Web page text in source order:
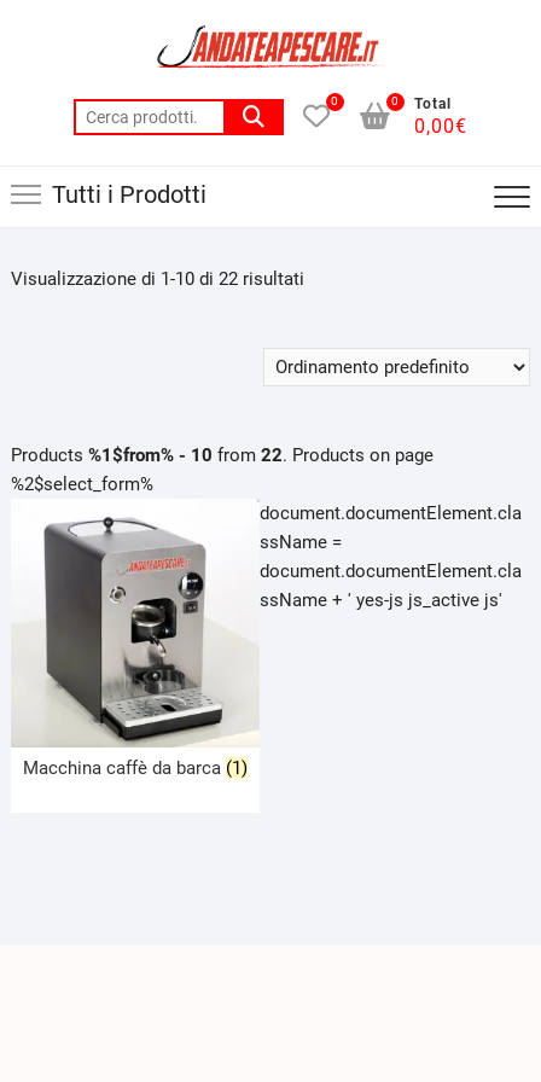
Cerca:
0 Total
0,00€
0
Tutti i Prodotti
Visualizzazione di 1-10 di 22 risultati
Products %1$from% - 10 from 22. Products on page
%2$select_form%
Macchina caffè da barca (1)
document.documentElement.cla
ssName =
document.documentElement.cla
ssName + ' yes-js js_active js'